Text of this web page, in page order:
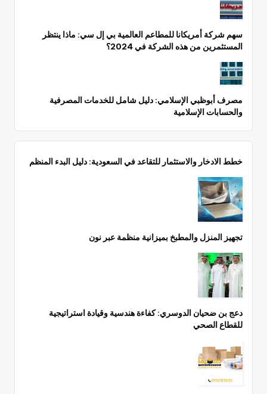
سهم شركة أمريكانا للمطاعم العالمية بي إل سي: ماذا ينتظر
المستثمرين من هذه الشركة في 2024؟
مصرف أبوظبي الإسلامي: دليل شامل للخدمات المصرفية
والحسابات الإسلامية
خطط الادخار والاستثمار للتقاعد في السعودية: دليل البدء المنظم
تجهيز المنزل والمطبخ بميزانية منظمة عبر نون
دعج بن ضحيان الدوسري: كفاءة هندسية وقيادة استراتيجية
للقطاع الصحي